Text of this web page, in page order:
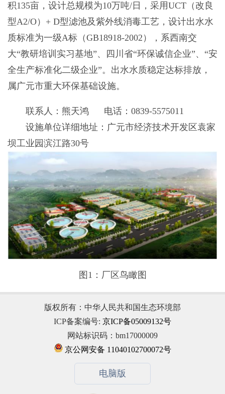
积135亩，设计总规模为10万吨/日，采用UCT（改良
型A2/O）+ D型滤池及紫外线消毒工艺，设计出水水
质标准为一级A标（GB18918-2002），系西南交
大“教研培训实习基地”、四川省“环保诚信企业”、“安
全生产标准化二级企业”。出水水质稳定达标排放，
属广元市重大环保基础设施。
联系人：熊天鸿 电话：0839-5575011
设施单位详细地址：广元市经济技术开发区袁家
坝工业园滨江路30号
图1：厂区鸟瞰图
版权所有：中华人民共和国生态环境部
ICP备案编号: 京ICP备05009132号
网站标识码：bm17000009
京公网安备 11040102700072号
电脑版